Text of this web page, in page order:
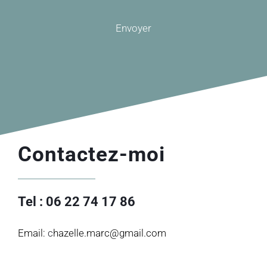
Contactez-moi
Tel : 06 22 74 17 86
Email: chazelle.marc@gmail.com